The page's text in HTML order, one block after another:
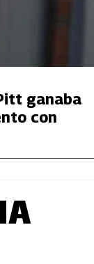
ganaba
con